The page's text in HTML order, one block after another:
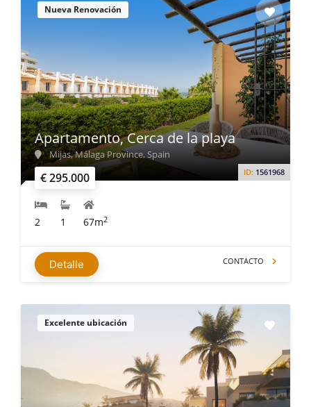
Nueva Renovación
€ 295.000 ID: 1561968
Apartamento, Cerca de la playa
Mijas, Málaga Province, Spain
2 1 67m2
Detalle CONTACTO
Excelente ubicación